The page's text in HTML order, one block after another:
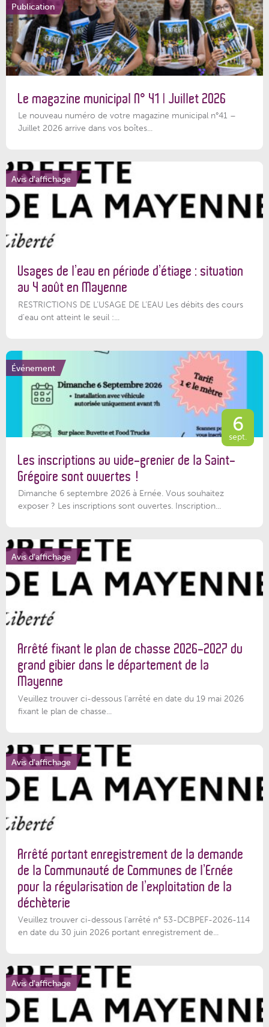
Publication
Le magazine municipal N° 41 | Juillet 2026
Le nouveau numéro de votre magazine municipal n°41 –
Juillet 2026 arrive dans vos boîtes...
Avis d'affichage
Usages de l’eau en période d’étiage : situation
au 4 août en Mayenne
RESTRICTIONS DE L’USAGE DE L’EAU Les débits des cours
d'eau ont atteint le seuil :...
Événement
6
sept.
Les inscriptions au vide-grenier de la Saint-
Grégoire sont ouvertes !
Dimanche 6 septembre 2026 à Ernée. Vous souhaitez
exposer ? Les inscriptions sont ouvertes. Inscription...
Avis d'affichage
Arrêté fixant le plan de chasse 2026-2027 du
grand gibier dans le département de la
Mayenne
Veuillez trouver ci-dessous l’arrêté en date du 19 mai 2026
fixant le plan de chasse...
Avis d'affichage
Arrêté portant enregistrement de la demande
de la Communauté de Communes de l’Ernée
pour la régularisation de l’exploitation de la
déchèterie
Veuillez trouver ci-dessous l'arrêté n° 53-DCBPEF-2026-114
en date du 30 juin 2026 portant enregistrement de...
Avis d'affichage